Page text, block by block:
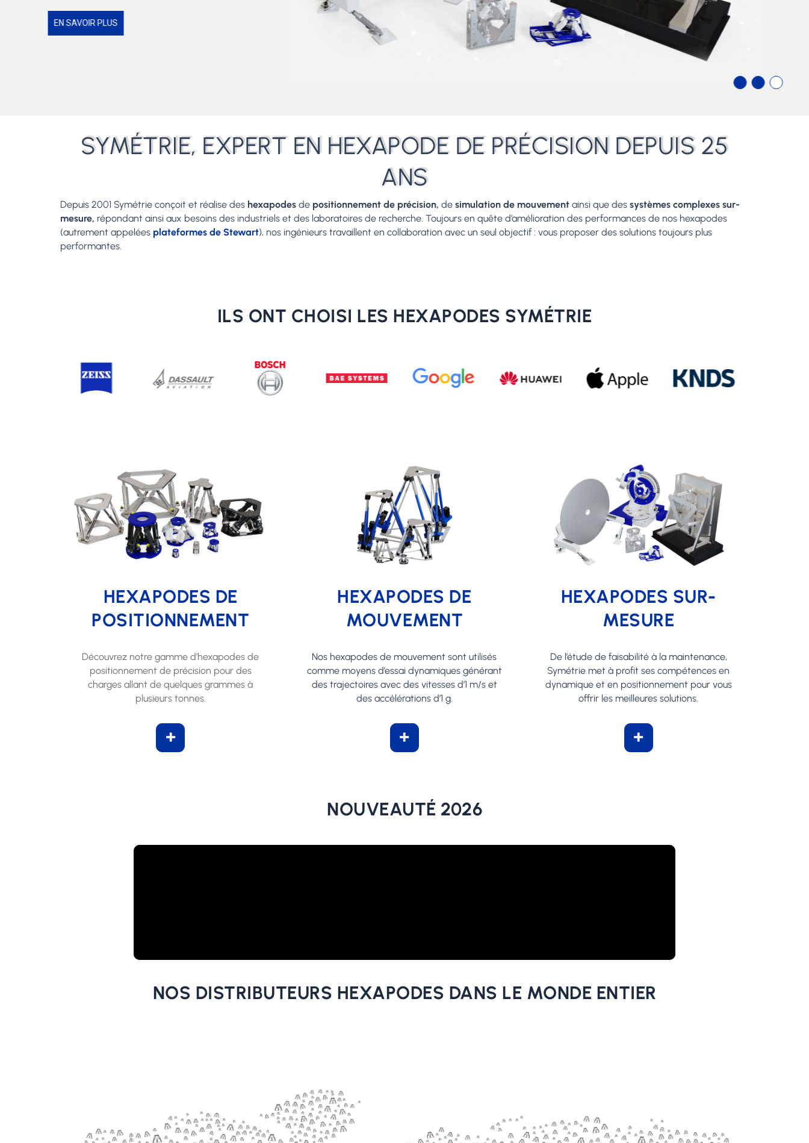
SYMÉTRIE, EXPERT EN HEXAPODE DE PRÉCISION DEPUIS 25
ANS
Depuis 2001 Symétrie conçoit et réalise des hexapodesde positionnement de précision,desimulation de mouvementainsi que des systèmes complexes sur-
mesure, répondant ainsi aux besoins des industriels et des laboratoires de recherche. Toujours en quête d’amélioration des performances de nos hexapodes
(autrement appelées plateformes de Stewart), nos ingénieurs travaillent en collaboration avec un seul objectif : vous proposer des solutions toujours plus
performantes.
ILS ONT CHOISI LES HEXAPODES SYMÉTRIE
HEXAPODES DE
POSITIONNEMENT
Découvrez notre gamme d’hexapodes de
positionnement de précision pour des
charges allant de quelques grammes à
plusieurs tonnes.
+
HEXAPODES DE
MOUVEMENT
Nos hexapodes de mouvement sont utilisés
comme moyens d’essai dynamiques générant
des trajectoires avec des vitesses d’1 m/s et
des accélérations d’1 g.
+
HEXAPODES SUR-
MESURE
De l’étude de faisabilité à la maintenance,
Symétrie met à profit ses compétences en
dynamique et en positionnement pour vous
offrir les meilleures solutions.
+
NOUVEAUTÉ 2026
NOS DISTRIBUTEURS HEXAPODES DANS LE MONDE ENTIER